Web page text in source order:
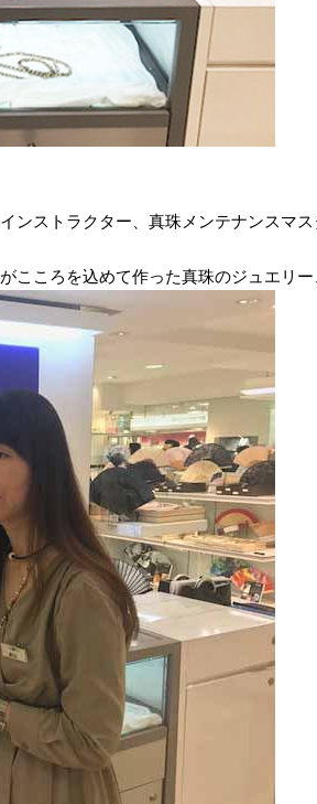
ンストラクター、真珠メンテナンス
ころを込めて作った真珠のジュエリ